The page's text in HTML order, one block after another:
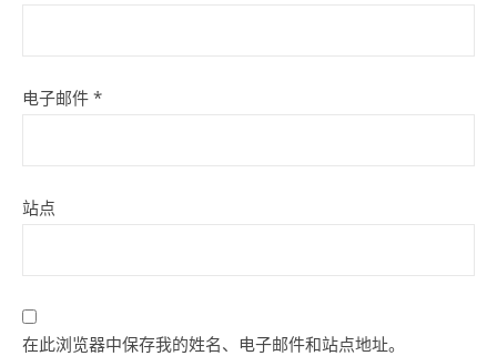
电子邮件 *
站点
在此浏览器中保存我的姓名、电子邮件和站点地址。